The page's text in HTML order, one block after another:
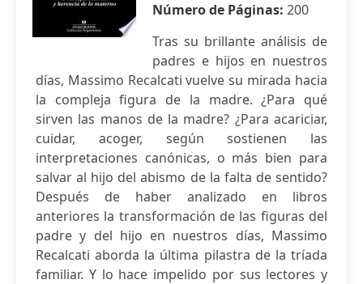
Número de Páginas: 200
Tras su brillante análisis de
padres e hijos en nuestros
días, Massimo Recalcati vuelve su mirada hacia
la compleja figura de la madre. ¿Para qué
sirven las manos de la madre? ¿Para acariciar,
cuidar, acoger, según sostienen las
interpretaciones canónicas, o más bien para
salvar al hijo del abismo de la falta de sentido?
Después de haber analizado en libros
anteriores la transformación de las figuras del
padre y del hijo en nuestros días, Massimo
Recalcati aborda la última pilastra de la tríada
familiar. Y lo hace impelido por sus lectores y